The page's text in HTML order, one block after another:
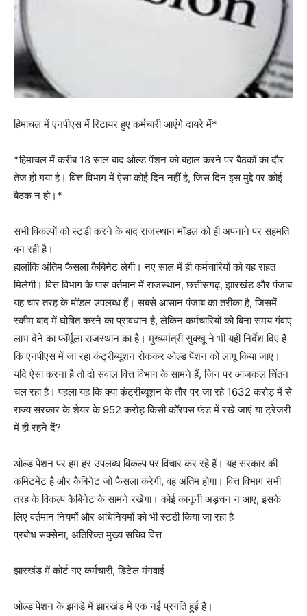
हिमाचल में एनपीएस में रिटायर हुए कर्मचारी आएंगे दायरे में*
*हिमाचल में करीब 18 साल बाद ओल्ड पेंशन को बहाल करने पर बैठकों का दौर
तेज हो गया है। वित्त विभाग में ऐसा कोई दिन नहीं है, जिस दिन इस मुद्दे पर कोई
बैठक न हो।*
सभी विकल्पों को स्टडी करने के बाद राजस्थान मॉडल को ही अपनाने पर सहमति
बन रही है।
हालांकि अंतिम फैसला कैबिनेट लेगी। नए साल में ही कर्मचारियों को यह राहत
मिलेगी। वित्त विभाग के पास वर्तमान में राजस्थान, छत्तीसगढ़, झारखंड और पंजाब
यह चार तरह के मॉडल उपलब्ध हैं। सबसे आसान पंजाब का तरीका है, जिसमें
स्कीम बाद में घोषित करने का प्रावधान है, लेकिन कर्मचारियों को बिना समय गंवाए
लाभ देने का फॉर्मूला राजस्थान का है। मुख्यमंत्री सुक्खू ने भी यही निर्देश दिए हैं
कि एनपीएस में जा रहा कंट्रीब्यूशन रोककर ओल्ड पेंशन को लागू किया जाए।
यदि ऐसा करना है तो दो सवाल वित्त विभाग के सामने हैं, जिन पर आजकल चिंतन
चल रहा है। पहला यह कि क्या कंट्रीब्यूशन के तौर पर जा रहे 1632 करोड़ में से
राज्य सरकार के शेयर के 952 करोड़ किसी कॉरपस फंड में रखे जाएं या ट्रेजरी
में ही रहने दें?
ओल्ड पेंशन पर हम हर उपलब्ध विकल्प पर विचार कर रहे हैं। यह सरकार की
कमिटमेंट है और कैबिनेट जो फैसला करेगी, वह अंतिम होगा। वित्त विभाग सभी
तरह के विकल्प कैबिनेट के सामने रखेगा। कोई कानूनी अड़चन न आए, इसके
लिए वर्तमान नियमों और अधिनियमों को भी स्टडी किया जा रहा है
प्रबोध सक्सेना, अतिरिक्त मुख्य सचिव वित्त
झारखंड में कोर्ट गए कर्मचारी, डिटेल मंगवाई
ओल्ड पेंशन के झगड़े में झारखंड में एक नई प्रगति हुई है।